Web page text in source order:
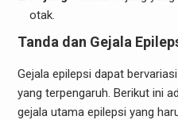
otak.
Tanda dan Gejala
Gejala epilepsi dapat
yang terpengaruh. Berikut ini
gejala utama epilepsi yang